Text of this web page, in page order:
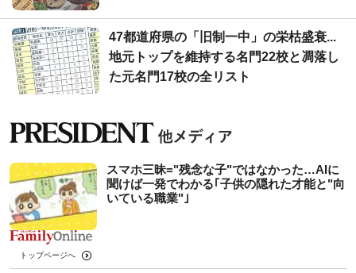
47都道府県の「旧制一中」の栄枯盛衰...
地元トップを維持する名門22校と凋落し
た元名門17校の全リスト
スマホ三昧="残念な子"ではなかった…AIに
聞けば一発でわかる｢子供の隠れた才能と"向
いている職業"｣
トップページへ